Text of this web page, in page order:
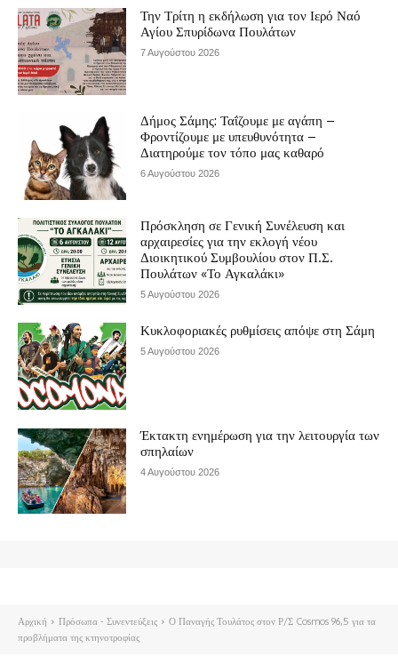
Την Τρίτη η εκδήλωση για τον Ιερό Ναό
Αγίου Σπυρίδωνα Πουλάτων
7 Αυγούστου 2026
Δήμος Σάμης: Ταΐζουμε με αγάπη –
Φροντίζουμε με υπευθυνότητα –
Διατηρούμε τον τόπο μας καθαρό
6 Αυγούστου 2026
Πρόσκληση σε Γενική Συνέλευση και
αρχαιρεσίες για την εκλογή νέου
Διοικητικού Συμβουλίου στον Π.Σ.
Πουλάτων «Το Αγκαλάκι»
5 Αυγούστου 2026
Κυκλοφοριακές ρυθμίσεις απόψε στη Σάμη
5 Αυγούστου 2026
Έκτακτη ενημέρωση για την λειτουργία των
σπηλαίων
4 Αυγούστου 2026